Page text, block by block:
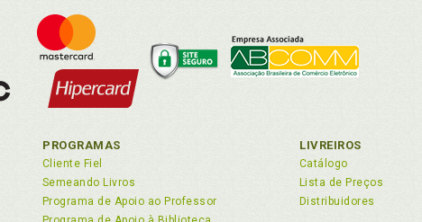
PROGRAMAS
Cliente Fiel
Semeando Livros
Programa de Apoio ao Professor
LIVREIROS
Catálogo
Lista de Preços
Distribuidores